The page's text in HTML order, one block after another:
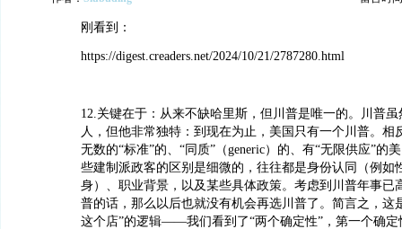
刚看到：
https://digest.creaders.net/2024/10/21/2787280.html
12.关键在于：从来不缺哈里斯，但川普是唯一的。川普
人，但他非常独特：到现在为止，美国只有一个川普。相
无数的“标准”的、“同质”（generic）的、有“无限供应”的
些建制派政客的区别是细微的，往往都是身份认同（例如
身）、职业背景，以及某些具体政策。考虑到川普年事已
普的话，那么以后也就没有机会再选川普了。简言之，这
这个店”的逻辑——我们看到了“两个确定性”，第一个确定